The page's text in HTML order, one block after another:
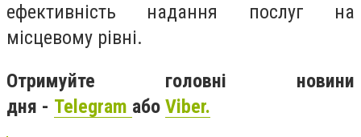
ефективність надання послуг на
місцевому рівні.
Отримуйте головні новини
дня - Telegram або Viber.